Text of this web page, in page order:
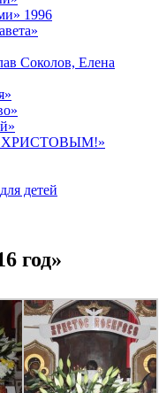
1996
Соколов, Елена
детей
год»